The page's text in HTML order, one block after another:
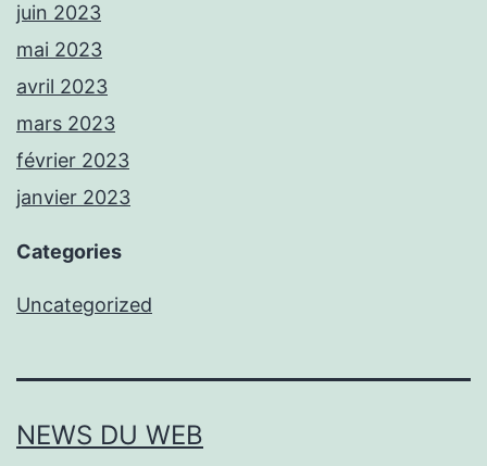
juin 2023
mai 2023
avril 2023
mars 2023
février 2023
janvier 2023
Categories
Uncategorized
NEWS DU WEB